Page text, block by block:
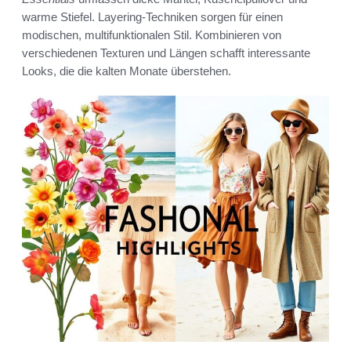
warme Stiefel. Layering-Techniken sorgen für einen
modischen, multifunktionalen Stil. Kombinieren von
verschiedenen Texturen und Längen schafft interessante
Looks, die die kalten Monate überstehen.